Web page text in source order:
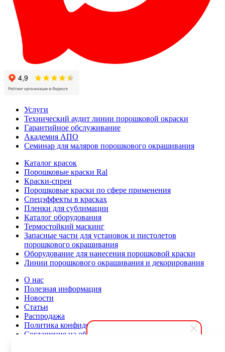
Услуги
Технический аудит линии порошковой окраски
Гарантийное обслуживание
Академия АПО
Семинар для маляров порошкового окрашивания
Каталог красок
Порошковые краски Ral
Краски-спреи
Порошковые краски по сфере применения
Спецэффекты в красках
Пленки для сублимации
Каталог оборудования
Термостойкий маскинг
Запасные части для установок и пистолетов
порошкового окрашивания
Оборудование для нанесения порошковой краски
Линии порошкового окрашивания и декорирования
О нас
Полезная информация
Новости
Статьи
Распродажа
Политика конфиденциальности
Соглашение на обработку персональных данных